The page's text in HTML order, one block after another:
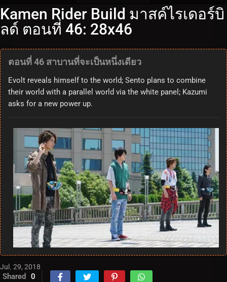
Kamen Rider Build มาสค์ไรเดอร์บิ
ลด์ ตอนที่ 46: 28x46
ตอนที่ 46 สาบานที่จะเป็นหนึ่งเดียว
Evolt reveals himself to the world; Sento plans to combine
their world with a parallel world via the white panel; Kazumi
asks for a new power up.
Jul. 29, 2018
Shared 0